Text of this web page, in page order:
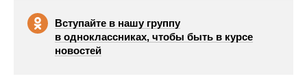
Вступайте в нашу группу
в одноклассниках, чтобы быть в курсе
новостей